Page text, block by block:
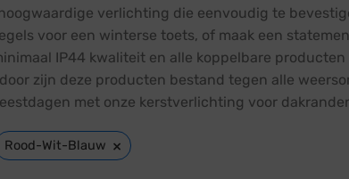
verlichting die eenvoudig te
voor een winterse toets, of maak een
IP44 kwaliteit en alle koppelbare
zijn deze producten bestand tegen alle
met onze kerstverlichting voor
Rood-Wit-Blauw ×